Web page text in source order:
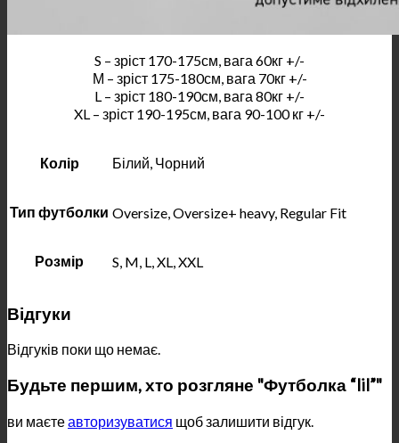
S – зріст 170-175см, вага 60кг +/-
М – зріст 175-180см, вага 70кг +/-
L – зріст 180-190см, вага 80кг +/-
XL – зріст 190-195см, вага 90-100 кг +/-
Колір Білий, Чорний
Тип футболки Oversize, Oversize+ heavy, Regular Fit
Розмір S, M, L, XL, XXL
Відгуки
Відгуків поки що немає.
Будьте першим, хто розгляне "Футболка “lil”"
ви маєтеавторизуватися щоб залишити відгук.